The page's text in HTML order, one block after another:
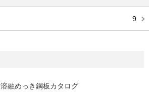
9
溶融めっき鋼板カタログ